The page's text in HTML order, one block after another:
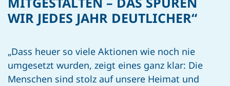
WIR JEDES JAHR DEUTLICHER“
„Dass heuer so viele Aktionen wie noch nie
umgesetzt wurden, zeigt eines ganz klar: Die
Menschen sind stolz auf unsere Heimat und